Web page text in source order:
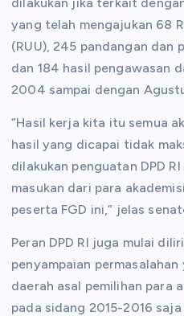
yang telah mengajukan 68
(RUU), 245 pandangan dan
dan 184 hasil pengawasan
2004 sampai dengan
“Hasil kerja kita itu semua
hasil yang dicapai tidak
dilakukan penguatan DPD
masukan dari para
peserta FGD ini,” jelas
Peran DPD RI juga mulai
penyampaian
daerah asal pemilihan para
pada sidang 2015-2016 saja